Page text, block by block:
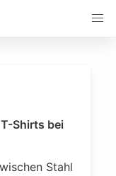
Shirts bei
Stahl